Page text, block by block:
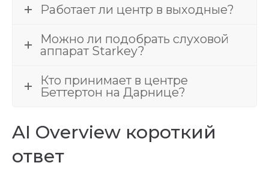
Работает ли центр в выходные?
Можно ли подобрать слуховой
аппарат Starkey?
Кто принимает в центре
Беттертон на Дарнице?
AI Overview короткий
ответ